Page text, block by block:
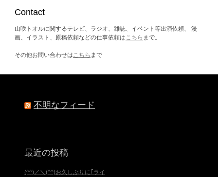
ブ
Contact
山咲トオルに関するテレビ、ラジオ、雑誌、イベント等出演依頼、 漫
画、イラスト、原稿依頼などの仕事依頼はこちら まで。
その他お問い合わせはこちら まで
不明なフィード
最近の投稿
(^^)／＼(^^)お久しぶりに｢ライ